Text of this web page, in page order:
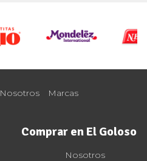
Nosotros Marcas
Comprar en El Goloso
Nosotros